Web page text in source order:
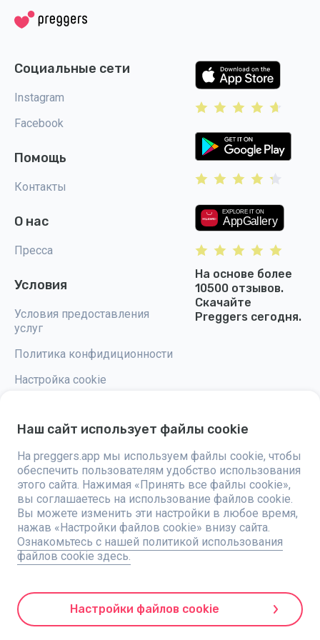
Социальные сети
Instagram
Facebook
Помощь
Контакты
О нас
Пресса
Условия
Условия предоставления
услуг
Политика конфидиционности
Настройка cookie
На основе более
10500 отзывов.
Скачайте
Preggers сегодня.
Preggers — это приложение, разработанное шведской компанией
Stroller AB в 2017 году, направленное на упрощение родительства для
будущих и новоиспеченных родителей по всему миру. Благодаря
разнообразной команде и сотрудничеству с экспертами, были
разработаны удобные в использовании приложения, которыми
пользуются более двух миллионов человек. Preggers предлагает
уникальный 3D-опыт, предоставляя персонализированные
обновления, советы и инструменты для каждого этапа беременности.
Приложение также поддерживает новоиспеченных родителей
практическими советами по уходу за новорожденными.
Придерживаясь инклюзивности, Preggers поддерживает различные
Компания Stroller AB стремится к инновациям и расширяет свои
предложения для удовлетворения растущих потребностей родителей.
Preggers является зарегистрированной торговой маркой Stroller AB с
Наш сайт использует файлы cookie
На preggers.app мы используем файлы cookie, чтобы
обеспечить пользователям удобство использования
этого сайта. Нажимая «Принять все файлы cookie»,
вы соглашаетесь на использование файлов cookie.
Вы можете изменить эти настройки в любое время,
нажав «Настройки файлов cookie» внизу сайта.
Ознакомьтесь с нашей политикой использования
файлов cookie здесь.
Настройки файлов cookie